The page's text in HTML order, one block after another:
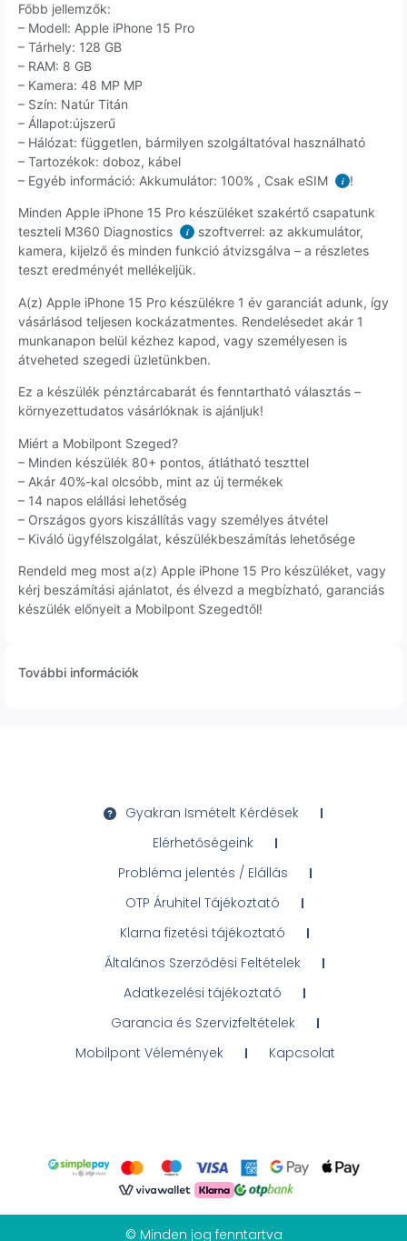
Főbb jellemzők:
– Modell: Apple iPhone 15 Pro
– Tárhely: 128 GB
– RAM: 8 GB
– Kamera: 48 MP MP
– Szín: Natúr Titán
– Állapot:újszerű
– Hálózat: független, bármilyen szolgáltatóval használható
– Tartozékok: doboz, kábel
– Egyéb információ: Akkumulátor: 100% , Csak eSIM
i !
Minden Apple iPhone 15 Pro készüléket szakértő csapatunk
teszteli M360 Diagnostics
i
szoftverrel: az akkumulátor,
kamera, kijelző és minden funkció átvizsgálva – a részletes
teszt eredményét mellékeljük.
A(z) Apple iPhone 15 Pro készülékre 1 év garanciát adunk, így
vásárlásod teljesen kockázatmentes. Rendelésedet akár 1
munkanapon belül kézhez kapod, vagy személyesen is
átveheted szegedi üzletünkben.
Ez a készülék pénztárcabarát és fenntartható választás –
környezettudatos vásárlóknak is ajánljuk!
Miért a Mobilpont Szeged?
– Minden készülék 80+ pontos, átlátható teszttel
– Akár 40%-kal olcsóbb, mint az új termékek
– 14 napos elállási lehetőség
– Országos gyors kiszállítás vagy személyes átvétel
– Kiváló ügyfélszolgálat, készülékbeszámítás lehetősége
Rendeld meg most a(z) Apple iPhone 15 Pro készüléket, vagy
kérj beszámítási ajánlatot, és élvezd a megbízható, garanciás
készülék előnyeit a Mobilpont Szegedtől!
További információk
Gyakran Ismételt Kérdések
Elérhetőségeink
Probléma jelentés / Elállás
OTP Áruhitel Tájékoztató
Klarna fizetési tájékoztató
Általános Szerződési Feltételek
Adatkezelési tájékoztató
Garancia és Szervizfeltételek
Mobilpont Vélemények
Kapcsolat
© Minden jog fenntartva